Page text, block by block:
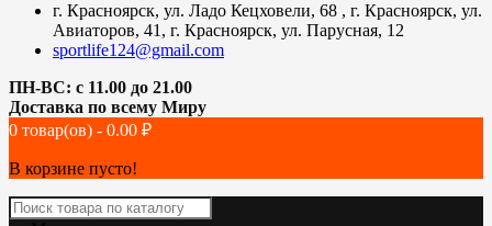
г. Красноярск, ул. Ладо Кецховели, 68 , г. Красноярск, ул.
Авиаторов, 41, г. Красноярск, ул. Парусная, 12
sportlife124@gmail.com
ПН-ВС: с 11.00 до 21.00
Доставка по всему Миру
0 товар(ов) - 0.00 ₽
В корзине пусто!